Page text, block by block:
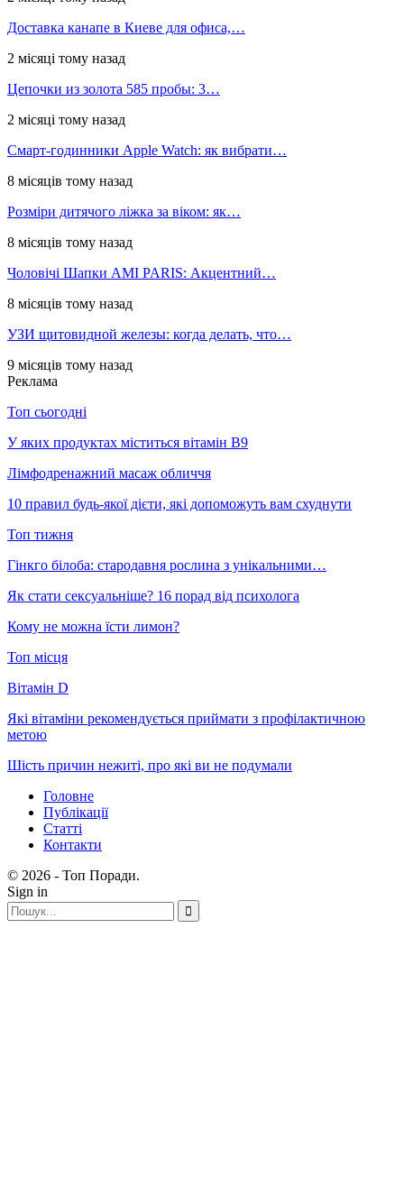
Доставка канапе в Киеве для офиса,…
2 місяці тому назад
Цепочки из золота 585 пробы: 3…
2 місяці тому назад
Смарт-годинники Apple Watch: як вибрати…
8 місяців тому назад
Розміри дитячого ліжка за віком: як…
8 місяців тому назад
Чоловічі Шапки AMI PARIS: Акцентний…
8 місяців тому назад
УЗИ щитовидной железы: когда делать, что…
9 місяців тому назад
Реклама
Топ сьогодні
У яких продуктах міститься вітамін В9
Лімфодренажний масаж обличчя
10 правил будь-якої дієти, які допоможуть вам схуднути
Топ тижня
Гінкго білоба: стародавня рослина з унікальними…
Як стати сексуальніше? 16 порад від психолога
Кому не можна їсти лимон?
Топ місця
Вітамін D
Які вітаміни рекомендується приймати з профілактичною
метою
Шість причин нежиті, про які ви не подумали
Головне
Публікації
Статті
Контакти
© 2026 - Топ Поради.
Sign in